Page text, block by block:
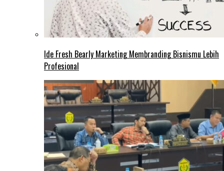
Ide Fresh Bearly Marketing Membranding Bisnismu Lebih
Profesional